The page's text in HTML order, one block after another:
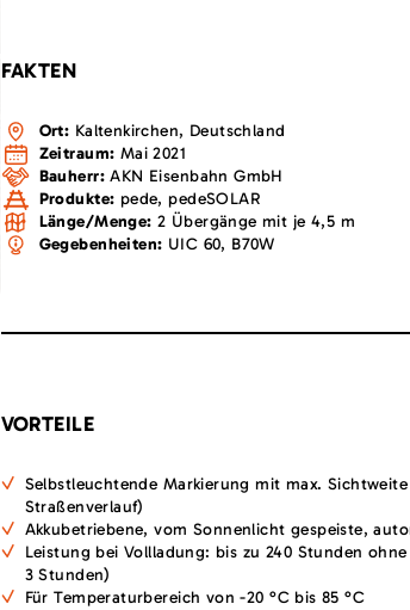
FAKTEN
Ort: Kaltenkirchen, Deutschland
Zeitraum: Mai 2021
Bauherr:AKN Eisenbahn GmbH
Produkte: pede, pedeSOLAR
Länge/Menge: 2 Übergänge mit je 4,5 m
Gegebenheiten: UIC 60, B70W
VORTEILE
Selbstleuchtende Markierung mit max.
Straßenverlauf)
Akkubetriebene, vom Sonnenlicht gespeiste,
Leistung bei Vollladung: bis zu 240 Stunden
3 Stunden)
Für Temperaturbereich von -20 °C bis 85 °C